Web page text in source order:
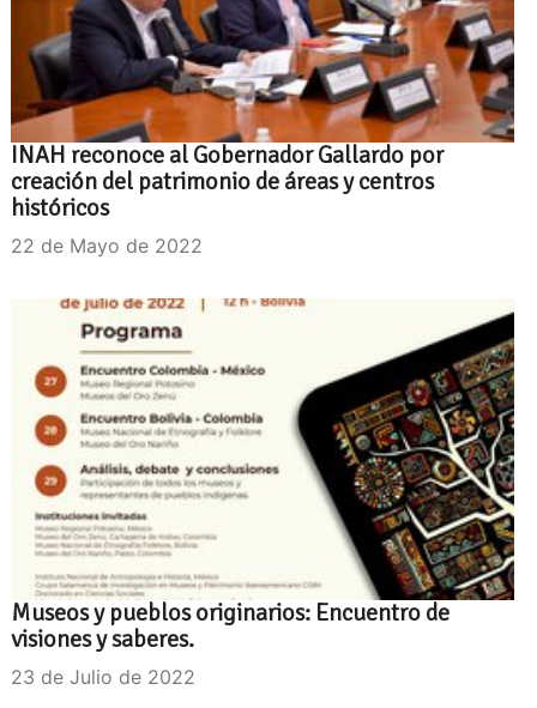
INAH reconoce al Gobernador Gallardo por
creación del patrimonio de áreas y centros
históricos
22 de Mayo de 2022
Museos y pueblos originarios: Encuentro de
visiones y saberes.
23 de Julio de 2022